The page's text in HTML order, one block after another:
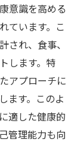
グプラン
の構築
た健康アド
続サポー
意識を高める
ています。こ
され、食事、
します。特
アプローチに
ます。このよ
適した健康的
管理能力も向